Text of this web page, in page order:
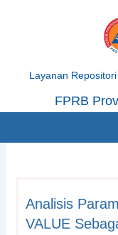
Layanan
FPRB
Analisis
VALUE